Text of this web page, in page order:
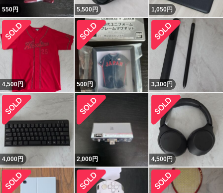
550円 5,500円 1,050円
4,500円 500円 3,300円
4,000円 2,000円 4,500円